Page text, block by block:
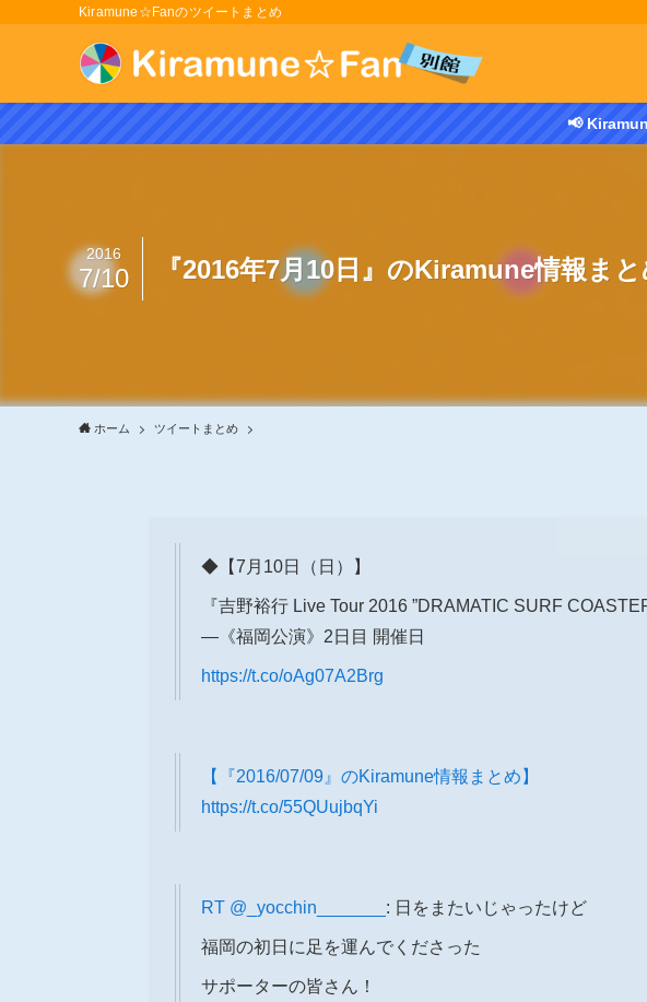
Kiramune☆Fanのツイートまとめ
📢
『2016年7月10日』のKiramune情報ま
2016
7/10
ホーム ツイートまとめ
◆【7月10日（日）】
『吉野裕行 Live Tour 2016 ”DRAMATIC SURF
―《福岡公演》2日目 開催日
https://t.co/oAg07A2Brg
【『2016/07/09』のKiramune情報まとめ】
https://t.co/55QUujbqYi
RT @_yocchin_______ : 日をまたいじゃったけど
福岡の初日に足を運んでくださった
サポーターの皆さん！